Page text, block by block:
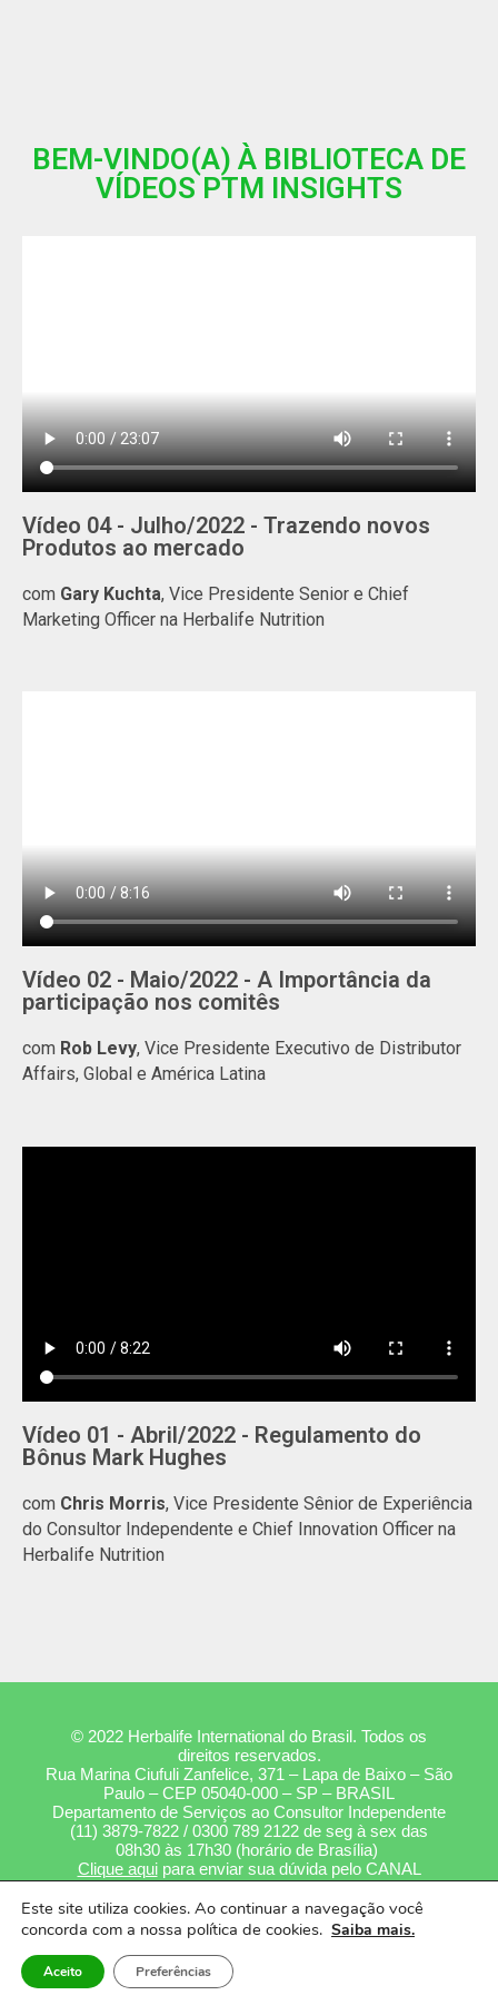
BEM-VINDO(A) À BIBLIOTECA DE
VÍDEOS PTM INSIGHTS
Vídeo 04 - Julho/2022 - Trazendo novos
Produtos ao mercado
com Gary Kuchta, Vice Presidente Senior e Chief
Marketing Officer na Herbalife Nutrition
Vídeo 02 - Maio/2022 - A Importância da
participação nos comitês
com Rob Levy, Vice Presidente Executivo de Distributor
Affairs, Global e América Latina
Vídeo 01 - Abril/2022 - Regulamento do
Bônus Mark Hughes
com Chris Morris, Vice Presidente Sênior de Experiência
do Consultor Independente e Chief Innovation Officer na
Herbalife Nutrition
© 2022 Herbalife International do Brasil. Todos os
direitos reservados.
Rua Marina Ciufuli Zanfelice, 371 – Lapa de Baixo – São
Paulo – CEP 05040-000 – SP – BRASIL
Departamento de Serviços ao Consultor Independente
(11) 3879-7822 / 0300 789 2122 de seg à sex das
08h30 às 17h30 (horário de Brasília)
Clique aquipara enviar sua dúvida pelo CANAL
INTELIGENTE.
TERMOS DE USO|POLÍTICA DE PRIVACIDADE
Este site utiliza cookies. Ao continuar a navegação você
concorda com a nossa política de cookies. Saiba mais.
Aceito Preferências